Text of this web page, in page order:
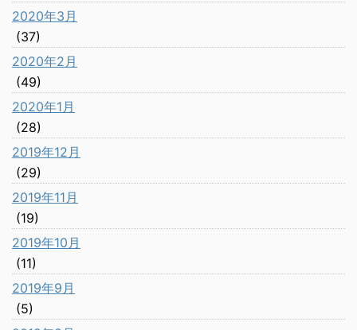
2020年3月
(37)
2020年2月
(49)
2020年1月
(28)
2019年12月
(29)
2019年11月
(19)
2019年10月
(11)
2019年9月
(5)